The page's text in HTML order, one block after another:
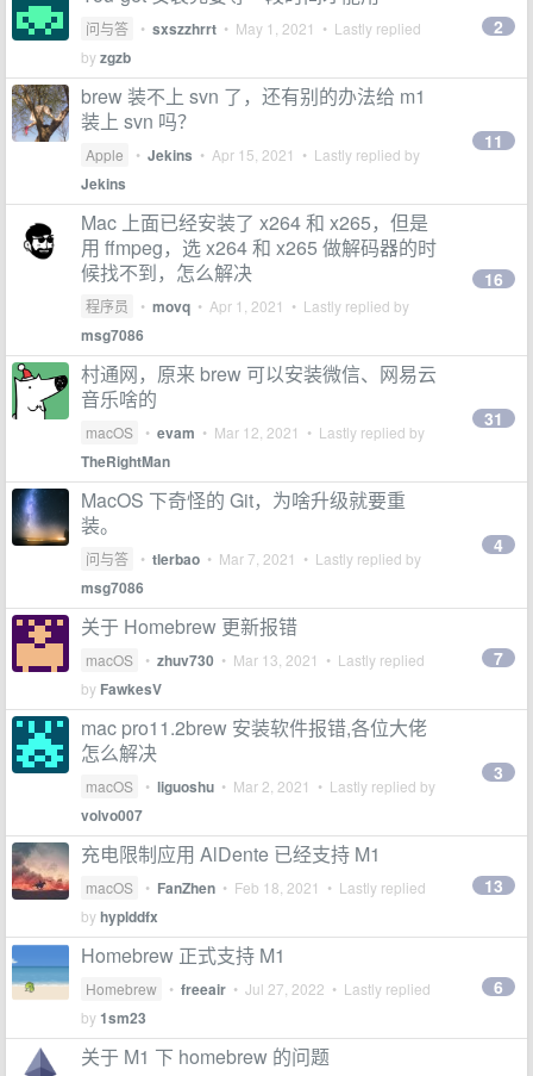
问与答 • sxszzhrrt • May 1, 2021 • Lastly replied
byzgzb
2
brew 装不上 svn 了，还有别的办法给 m1
装上 svn 吗？
Apple • Jekins • Apr 15, 2021 • Lastly replied by
Jekins
11
Mac 上面已经安装了 x264 和 x265，但是
用 ffmpeg，选 x264 和 x265 做解码器的时
候找不到，怎么解决
程序员 • movq • Apr 1, 2021 • Lastly replied by
msg7086
16
村通网，原来 brew 可以安装微信、网易云
音乐啥的
macOS • evam • Mar 12, 2021 • Lastly replied by
TheRightMan
31
MacOS 下奇怪的 Git，为啥升级就要重
装。
问与答 • tlerbao • Mar 7, 2021 • Lastly replied by
msg7086
4
关于 Homebrew 更新报错
macOS • zhuv730 • Mar 13, 2021 • Lastly replied
by FawkesV
7
mac pro11.2brew 安装软件报错,各位大佬
怎么解决
macOS • liguoshu • Mar 2, 2021 • Lastly replied by
volvo007
3
充电限制应用 AlDente 已经支持 M1
macOS • FanZhen • Feb 18, 2021 • Lastly replied
byhyplddfx
13
Homebrew 正式支持 M1
Homebrew • freeair • Jul 27, 2022 • Lastly replied
by1sm23
6
关于 M1 下 homebrew 的问题